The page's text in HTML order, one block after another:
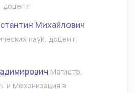
доцент
Михайлович
наук, доцент,
Магистр,
и Механизация в